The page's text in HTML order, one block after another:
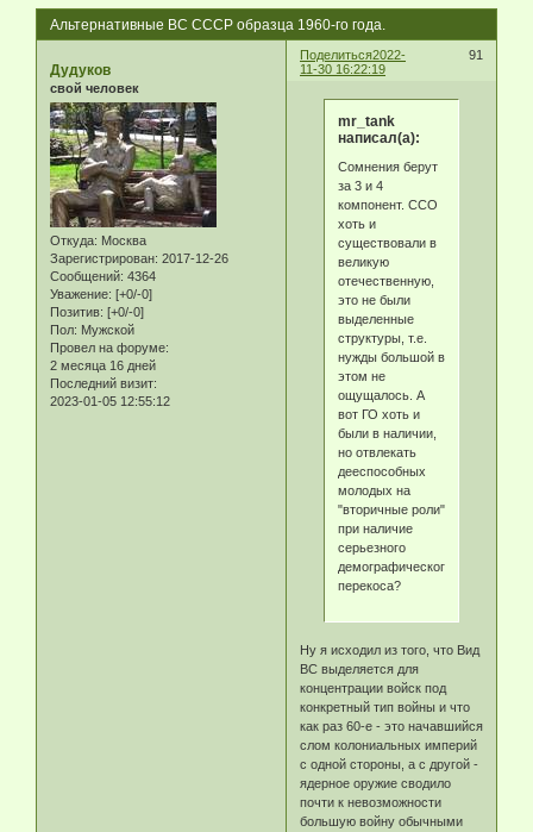
Альтернативные ВС СССР образца 1960-го года.
Поделиться 91
2022-
11-30 16:22:19
Дудуков
свой человек
Откуда: Москва
Зарегистрирован: 2017-12-26
Сообщений: 4364
Уважение: [+0/-0]
Позитив: [+0/-0]
Пол: Мужской
Провел на форуме:
2 месяца 16 дней
Последний визит:
2023-01-05 12:55:12
mr_tank
написал(а):
Сомнения берут
за 3 и 4
компонент. ССО
хоть и
существовали в
великую
отечественную,
это не были
выделенные
структуры, т.е.
нужды большой в
этом не
ощущалось. А
вот ГО хоть и
были в наличии,
но отвлекать
дееспособных
молодых на
"вторичные роли"
при наличие
серьезного
демографического
перекоса?
Ну я исходил из того, что Вид
ВС выделяется для
концентрации войск под
конкретный тип войны и что
как раз 60-е - это начавшийся
слом колониальных империй
с одной стороны, а с другой -
ядерное оружие сводило
почти к невозможности
большую войну обычными